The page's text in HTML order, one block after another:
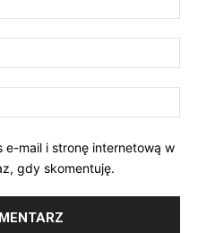
e-mail i stronę internetową w
gdy skomentuję.